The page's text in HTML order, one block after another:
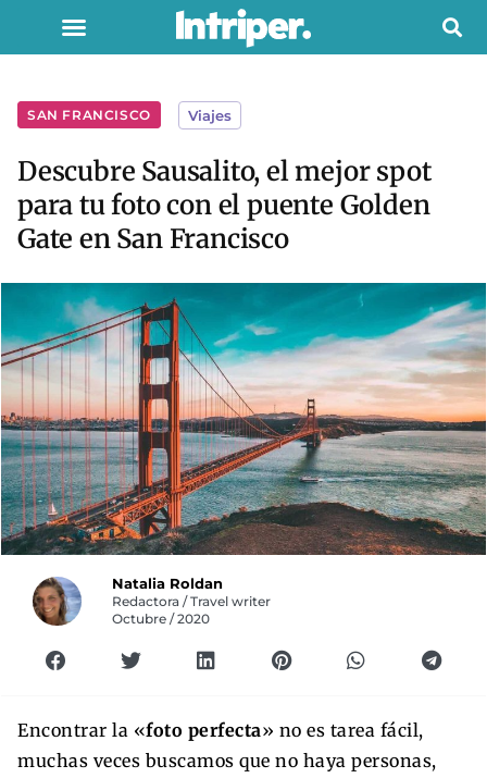
SAN FRANCISCO Viajes
Descubre Sausalito, el mejor spot
para tu foto con el puente Golden
Gate en San Francisco
Natalia Roldan
Redactora / Travel writer
Octubre / 2020
Encontrar la «foto perfecta» no es tarea fácil,
muchas veces buscamos que no haya personas,